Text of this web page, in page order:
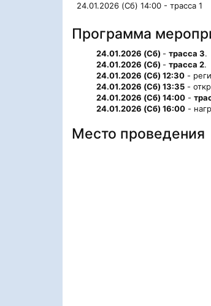
24.01.2026 (Сб) 14:00 - трасса 1
Программа
24.01.2026 (Сб) - трасса 3.
24.01.2026 (Сб) - трасса 2.
24.01.2026 (Сб) 12:30 -
24.01.2026 (Сб) 13:35 -
24.01.2026 (Сб) 14:00 -
24.01.2026 (Сб) 16:00 -
Место проведения